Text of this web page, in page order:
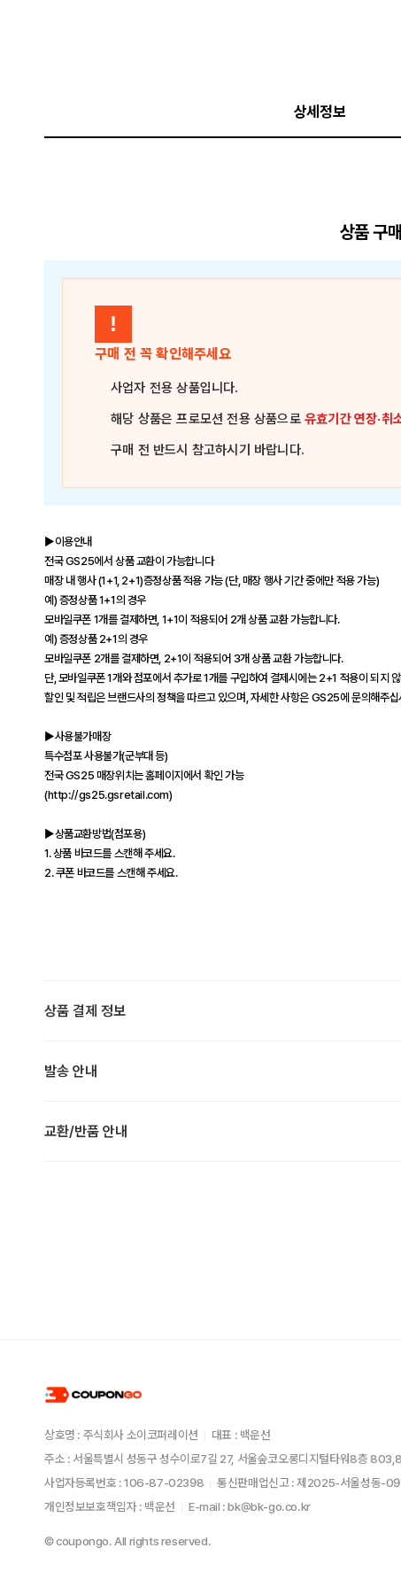
상세정보
상품 구
!
구매 전 꼭 확인해주세요
사업자 전용 상품입니다.
해당 상품은프로모션 전용 상품으로유효기간 연장·취
구매 전 반드시 참고하시기 바랍니다.
▶이용안내
전국 GS25에서 상품 교환이 가능합니다
매장 내 행사 (1+1, 2+1)증정상품 적용 가능 (단, 매장 행사 기간 중에만 적용 가능)
예) 증정상품 1+1의 경우
모바일쿠폰 1개를 결제하면, 1+1이 적용되어 2개 상품 교환 가능합니다.
예) 증정상품 2+1의 경우
모바일쿠폰 2개를 결제하면, 2+1이 적용되어 3개 상품 교환 가능합니다.
단, 모바일쿠폰 1개와 점포에서 추가로 1개를 구입하여 결제시에는 2+1 적용이 되지
할인 및 적립은 브랜드사의 정책을 따르고 있으며, 자세한 사항은 GS25에 문의해주십
▶사용불가매장
특수점포 사용불가(군부대 등)
전국 GS25 매장위치는 홈페이지에서 확인 가능
(http://gs25.gsretail.com)
▶상품교환방법(점포용)
1. 상품 바코드를 스캔해 주세요.
2. 쿠폰 바코드를 스캔해 주세요.
상품 결제 정보
발송 안내
교환/반품 안내
상호명 : 주식회사 소이코퍼레이션
대표 : 백운선
주소 : 서울특별시 성동구 성수이로7길 27, 서울숲코오롱디지털타워8층
사업자등록번호 : 106-87-02398
통신판매업신고 : 제2025-서울성동-
개인정보보호책임자 : 백운선
E-mail : bk@bk-go.co.kr
© coupongo. All rights reserved.